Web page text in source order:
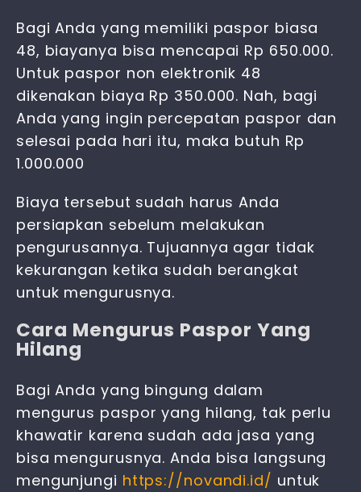
Bagi Anda yang memiliki paspor biasa
48, biayanya bisa mencapai Rp 650.000.
Untuk paspor non elektronik 48
dikenakan biaya Rp 350.000. Nah, bagi
Anda yang ingin percepatan paspor dan
selesai pada hari itu, maka butuh Rp
1.000.000
Biaya tersebut sudah harus Anda
persiapkan sebelum melakukan
pengurusannya. Tujuannya agar tidak
kekurangan ketika sudah berangkat
untuk mengurusnya.
Cara Mengurus Paspor Yang
Hilang
Bagi Anda yang bingung dalam
mengurus paspor yang hilang, tak perlu
khawatir karena sudah ada jasa yang
bisa mengurusnya. Anda bisa langsung
mengunjungi https://novandi.id/ untuk